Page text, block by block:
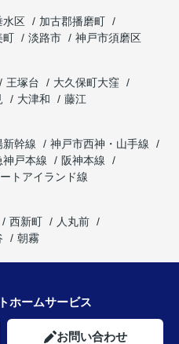
水区
加古郡播磨町
町 淡路市
神戸市須磨区
王塚台
大久保町大窪
大津和
藤江
新幹線
神戸市西神・山手線
神戸本線
阪神本線
トアイランド線
西新町
人丸前
朝霧
ホームサービス
お問い合わせ